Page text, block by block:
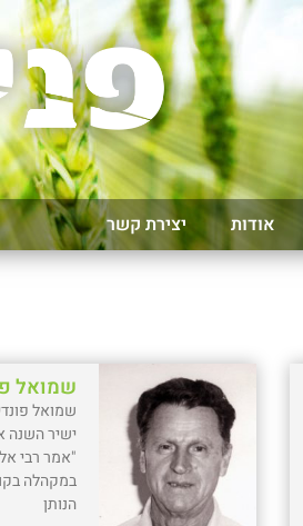
אודות יצירת קשר
שמואל
שמואל
ישיר
"אמר רבי
במקהלה
הנותן